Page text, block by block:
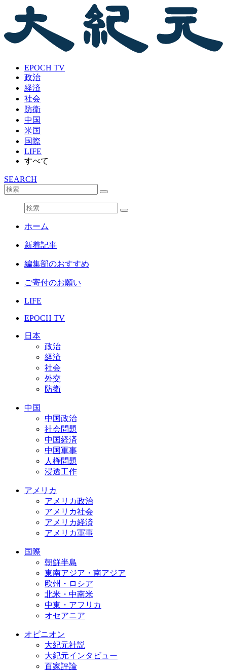
EPOCH TV
政治
経済
社会
防衛
中国
米国
国際
LIFE
すべて
SEARCH
ホーム
新着記事
編集部のおすすめ
ご寄付のお願い
LIFE
EPOCH TV
日本
政治
経済
社会
外交
防衛
中国
中国政治
社会問題
中国経済
中国軍事
人権問題
浸透工作
アメリカ
アメリカ政治
アメリカ社会
アメリカ経済
アメリカ軍事
国際
朝鮮半島
東南アジア・南アジア
欧州・ロシア
北米・中南米
中東・アフリカ
オセアニア
オピニオン
大紀元社説
大紀元インタビュー
百家評論